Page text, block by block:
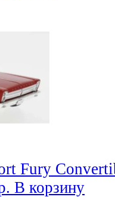
Fury
В корзину